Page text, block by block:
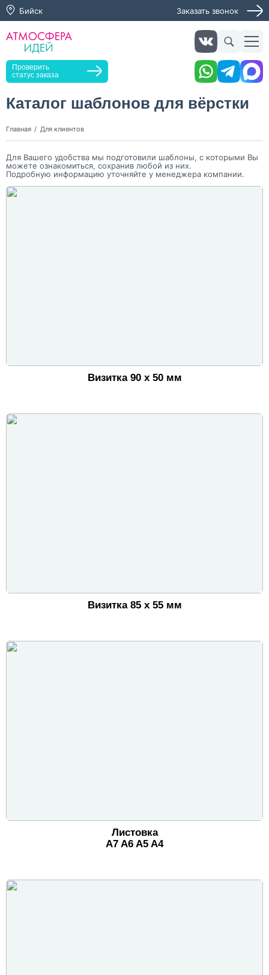
Бийск Заказать звонок
Проверить
статус заказа
Каталог шаблонов для вёрстки
Главная Для клиентов
Для Вашего удобства мы подготовили шаблоны, с которыми Вы
можете ознакомиться, сохранив любой из них.
Подробную информацию уточняйте у менеджера компании.
Визитка 90 х 50 мм
Визитка 85 х 55 мм
Листовка
A7 A6 A5 A4
Заказать звонок
обработку персональных данных и согласие с политикой
конфиденциальности
Нажимая на кнопку, я даю согласие на получение
информационных и рекламных рассылок